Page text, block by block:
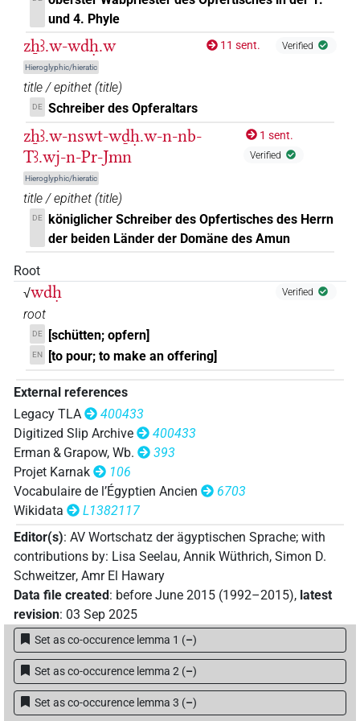
𓊯𓏐𓏊 | 1×
𓊰 | 1× N.m:sg
𓊲 | 4× N.m:sg ( 1,2,3,4)
4,5,6, 7,8 ,9 , 10,11)
𓊲var | 3×
𓎗𓅱𓎛𓅱𓊲 | 1× N.m:sg 1
𓎗𓅱𓎛𓅱𓊲var
𓎗𓅱𓎛𔃜
𓎗𓎛𓅱 | 1× N.m:sg )
𓎗𓎛𓅱𓊲 | 1× (1 )
𓎗𓎛𓅱𓊲 𓏥
𓎗𓎛𓅱𓊲𓏥 | 1×
𓎗𓎛𓅱𓏊𓏥 | 1×
𓎗𓎛𓊲 var | 1×
𓎗𓎛𓏲𓏊 | 1× N.m:sg (1)
𓎗𓎛𓏲𓏋𓏥 | 1× N.m:pl:stpr (1)
𓎗𔃗 | 1× N.m(infl. unedited) (1
𓎘𓅱𓂧𓎛𔎐𓏥 | 1× N.m:pl
𓎘𓅱𓏏𓎛𓅱𓊲𓏥 | 1× N.m(infl. unedited) (1)
und 4. Phyle
zẖꜣ.w-wdḥ.w
Hieroglyphic/hieratic
11 sent. Verified
title / epithet (title)
DE Schreiber des Opferaltars
zẖꜣ.w-nswt-wḏḥ.w-n-nb-
Tꜣ.wj-n-Pr-Jmn
Hieroglyphic/hieratic
1 sent.
Verified
title / epithet (title)
DE königlicher Schreiber des Opfertisches des Herrn
der beiden Länder der Domäne des Amun
Root
√wdḥ Verified
root
DE [schütten; opfern]
EN [to pour; to make an offering]
External references
Legacy TLA
400433
Digitized Slip Archive
400433
Erman & Grapow, Wb.
393
Projet Karnak
106
Vocabulaire de l’Égyptien Ancien
6703
Wikidata
L1382117
Editor(s): AV Wortschatz der ägyptischen Sprache; with
contributions by: Lisa Seelau, Annik Wüthrich, Simon D.
Schweitzer, Amr El Hawary
Data file created: before June 2015 (1992–2015), latest
revision: 03 Sep 2025
Set as co-occurence lemma 1 (–)
Set as co-occurence lemma 2 (–)
Set as co-occurence lemma 3 (–)